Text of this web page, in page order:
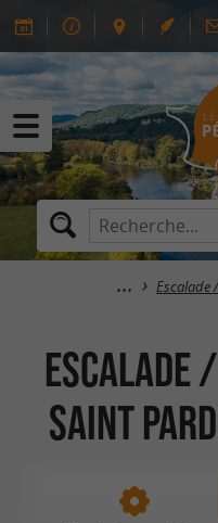
Escalade
Escalade
Saint